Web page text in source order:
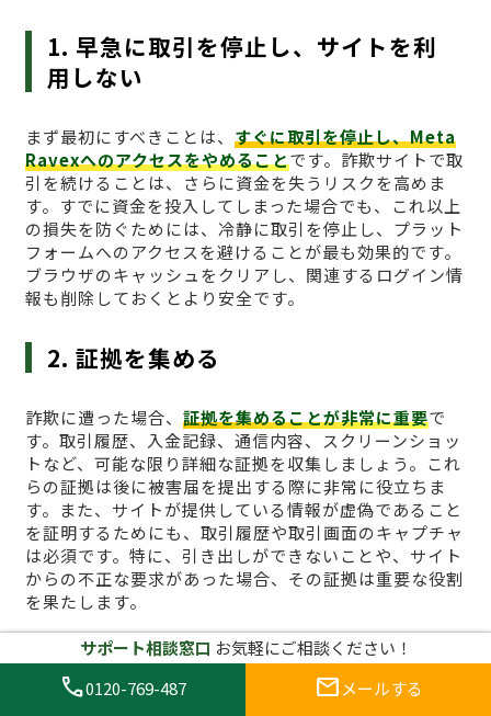
1. 早急に取引を停止し、サイトを利
用しない
まず最初にすべきことは、 すぐに取引を停止し、Meta
Ravexへのアクセスをやめることです。詐欺サイトで取
引を続けることは、さらに資金を失うリスクを高めま
す。すでに資金を投入してしまった場合でも、これ以上
の損失を防ぐためには、冷静に取引を停止し、プラット
フォームへのアクセスを避けることが最も効果的です。
ブラウザのキャッシュをクリアし、関連するログイン情
報も削除しておくとより安全です。
2. 証拠を集める
詐欺に遭った場合、 証拠を集めることが非常に重要で
す。取引履歴、入金記録、通信内容、スクリーンショッ
トなど、可能な限り詳細な証拠を収集しましょう。これ
らの証拠は後に被害届を提出する際に非常に役立ちま
す。また、サイトが提供している情報が虚偽であること
を証明するためにも、取引履歴や取引画面のキャプチャ
は必須です。特に、引き出しができないことや、サイト
からの不正な要求があった場合、その証拠は重要な役割
を果たします。
3. 詐欺サイトに関する通報を行う
サポート相談窓口 お気軽にご相談ください！
call0120-769-487 mail メールする